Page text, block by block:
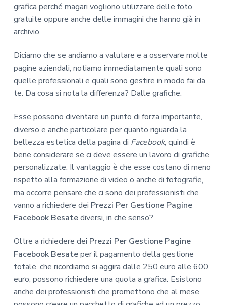
grafica perché magari vogliono utilizzare delle foto
gratuite oppure anche delle immagini che hanno già in
archivio.
Diciamo che se andiamo a valutare e a osservare molte
pagine aziendali, notiamo immediatamente quali sono
quelle professionali e quali sono gestire in modo fai da
te. Da cosa si nota la differenza? Dalle grafiche.
Esse possono diventare un punto di forza importante,
diverso e anche particolare per quanto riguarda la
bellezza estetica della pagina di Facebook, quindi è
bene considerare se ci deve essere un lavoro di grafiche
personalizzate. Il vantaggio è che esse costano di meno
rispetto alla formazione di video o anche di fotografie,
ma occorre pensare che ci sono dei professionisti che
vanno a richiedere dei Prezzi Per Gestione Pagine
Facebook Besatediversi, in che senso?
Oltre a richiedere dei Prezzi Per Gestione Pagine
Facebook Besateper il pagamento della gestione
totale, che ricordiamo si aggira dalle 250 euro alle 600
euro, possono richiedere una quota a grafica. Esistono
anche dei professionisti che promettono che al mese